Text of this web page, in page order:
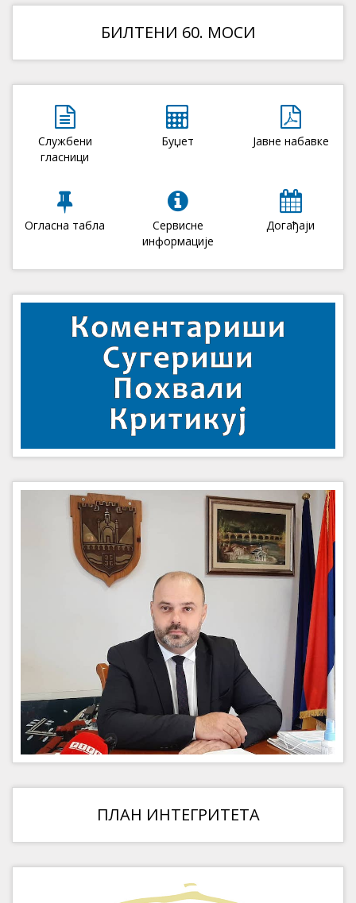
БИЛТЕНИ 60. МОСИ
Службени
гласници
Буџет Јавне набавке
Огласна табла
Сервисне
информације
Догађаји
ПЛАН ИНТЕГРИТЕТА